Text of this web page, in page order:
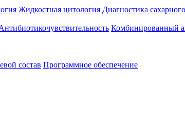
Жидкостная цитология Диагностика
Комбинированный
состав Программное обеспечение